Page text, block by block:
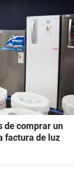
de comprar un
factura de luz